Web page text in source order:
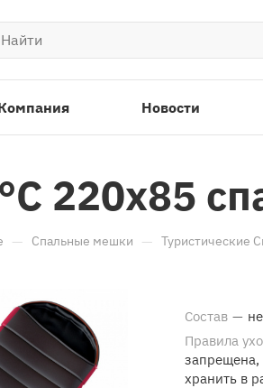
Новости
220х85
— Спальные мешки — Туристические
Состав —
Правила
запрещена,
хранить в